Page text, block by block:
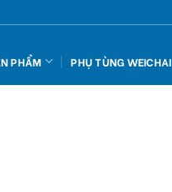
PHẨM PHỤ TÙNG WEICHAI